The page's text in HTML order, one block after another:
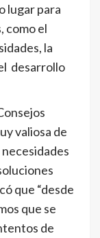
lugar para
como el
la
desarrollo
valiosa de
que “desde
que se
de